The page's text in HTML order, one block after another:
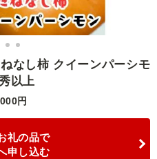
なし柿 クイーンパーシモ
以上
円
礼の品で
申し込む